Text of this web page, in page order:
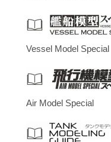
Vessel Model Special
Air Model Special